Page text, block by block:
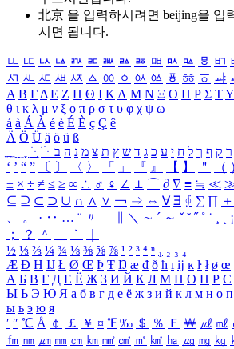
北京 을 입력하시려면 beijing을 입
시면 됩니다.
ㅥ ㅦ ㅧ ㅨ ㅩ ㅪ ㅫ ㅬ ㅭ ㅮ ㅯ ㅰ ㅱ ㅲ
ㅺ ㅻ ㅼ ㅽ ㅾ ㅿ ㆀ ㆁ ㆂ ㆃ ㆄ ㆅ ㆆ ㆇ
Α Β ΓΔ Ε Ζ Η Θ Ι ΚΛ Μ Ν Ξ Ο Π Ρ Σ ΤΥ
θ ι κ λ μ ν ξ ο π ρ σ τ υ φ χ ψ ω
á à Á À é è É È ç Ç ê
Ä Ö Ü ä ö ü ß
ִֶֹ ֻּ ׁׂ ר ק ף ך ל ח י ע כ ג ד ש ץ ת צ מ נ ה ב
‘ ’ “ ” 〔 〕 〈 〉 「 」 『 』 【 】 ＂ （
± × ÷ ≠ ≤ ≥ ∞ ∴ ♂ ♀ ∠ ⊥ ⌒ ∂ ∇ ≡ ≒ ≪
⊆ ⊇ ⊂ ⊃ ∪ ∩ ∧ ∨ ￢ ⇒ ⇔ ∀ ∃ ∮ ∑ ∏ ＋
、
。 · ‥ … ¨ 〃 ― ＼ ∼ ´ ～ ˇ ˘ ˝ ˚ ˙ ¸ ¡
；
？ ＾ ｀
½ ⅓ ⅔ ¼ ¾ ⅛ ⅜ ⅝ ⅞ ¹ ² ³ ⁴ ⁿ ₁ ₂ ₃ ₄
Æ Ð Ħ Ĳ Ł Ø Œ Þ Ŧ Ŋ æ đ ð ħ ı ĳ ĸ ŀ ł ø œ
А Б В Г Д Е Ё Ж З И Й К Л М Н О П Р С
Ы Ь Э Ю Я а б в г д е ё ж з и й к л м н о п
ы ь э ю я
′ ″ ℃ Å ￠ ￡ ￥ ¤ ℉ ‰ ＄ ％ Ｆ ￦ ㎕ ㎖
㎙ ㎚ ㎛ ㎜ ㎝ ㎞ ㎟ ㎠ ㎡ ㎢ ㏊ ㎍ ㎎ ㎏